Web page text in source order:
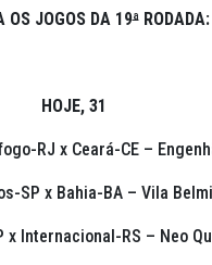
OS JOGOS DA 19ªRODADA:
HOJE, 31
RJ x Ceará-CE –
SP x Bahia-BA – Vila
x Internacional-RS – Neo